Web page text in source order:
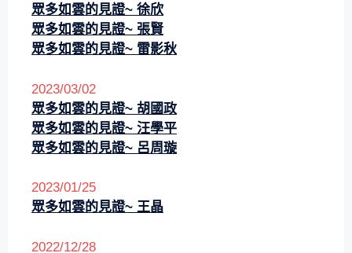
眾多如雲的見證~ 徐欣
眾多如雲的見證~ 張賢
眾多如雲的見證~ 雷影秋
2023/03/02
眾多如雲的見證~ 胡國政
眾多如雲的見證~ 汪學平
眾多如雲的見證~ 呂周璇
2023/01/25
眾多如雲的見證~ 王晶
2022/12/28